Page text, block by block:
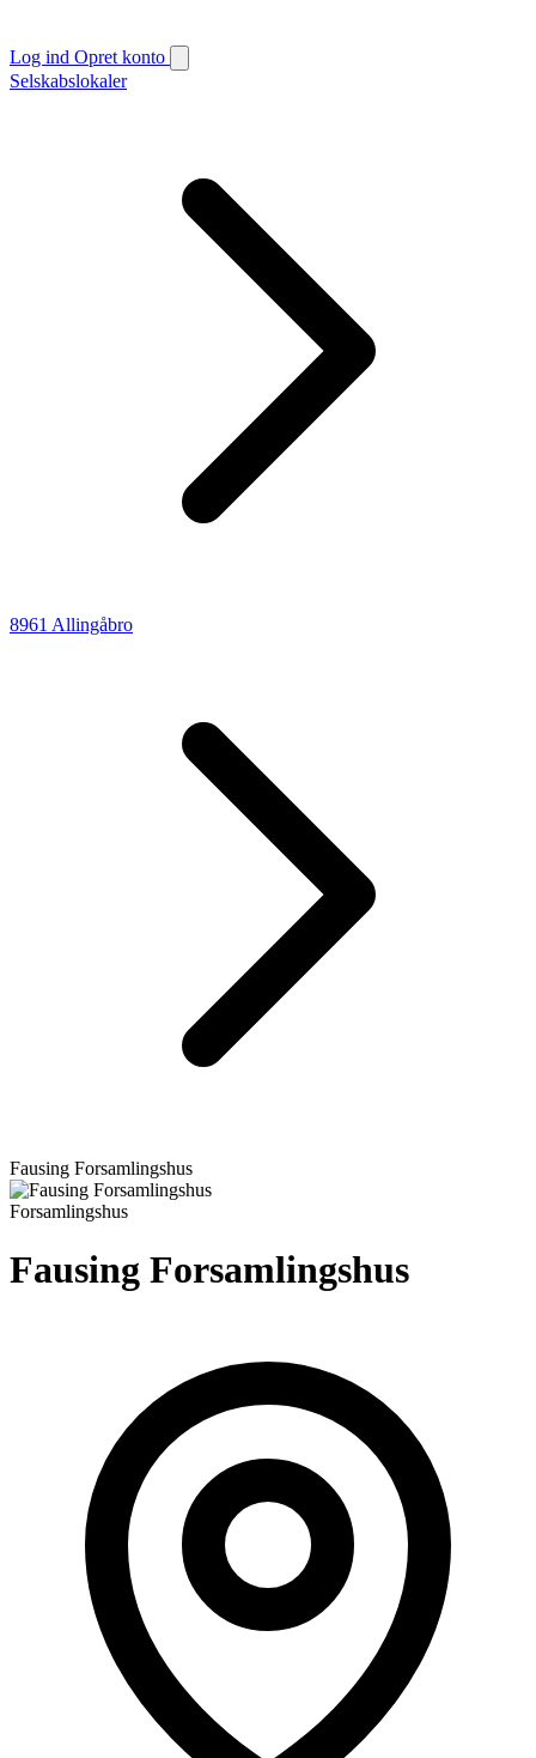
Log ind Opret konto
Selskabslokaler
8961 Allingåbro
Fausing Forsamlingshus
Forsamlingshus
Fausing Forsamlingshus